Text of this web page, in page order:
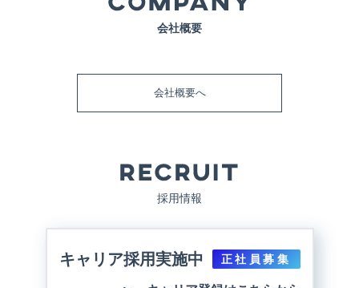
会社概要
会社概要へ
採用情報
キャリア採用実施中 正社員募集